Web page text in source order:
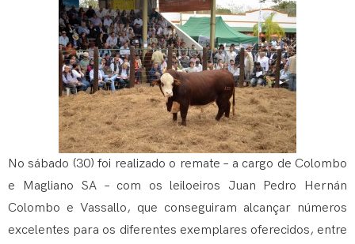
No sábado (30) foi realizado o remate – a cargo de Colombo
e Magliano SA – com os leiloeiros Juan Pedro Hernán
Colombo e Vassallo, que conseguiram alcançar números
excelentes para os diferentes exemplares oferecidos, entre